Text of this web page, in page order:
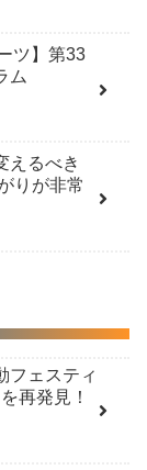
ツ】第33
ム
えるべき
りが非常
フェスティ
再発見！